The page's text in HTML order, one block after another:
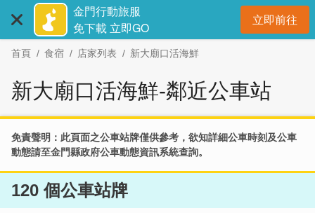
主
金門行動旅服
免下載 立即GO
立即前往開
首頁 食宿 店家列表 新大廟口活海鮮
新大廟口活海鮮-鄰近公車站
免責聲明：此頁面之公車站牌僅供參考，欲知詳細公車時刻及公車
動態請至金門縣政府公車動態資訊系統查詢。
120 個公車站牌